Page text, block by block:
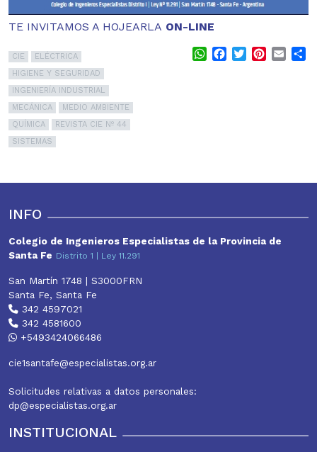
TE INVITAMOS A HOJEARLA ON-LINE
CIE
ELÉCTRICA
HIGIENE Y SEGURIDAD
INGENIERÍA INDUSTRIAL
MECÁNICA
MEDIO AMBIENTE
QUÍMICA
REVISTA CIE Nº 44
SISTEMAS
WhatsApp
Facebook
TwitterPinterest
Email
INFO
Colegio de Ingenieros Especialistas de la Provincia de
Santa Fe Distrito 1 | Ley 11.291
San Martín 1748 | S3000FRN
Santa Fe, Santa Fe
342 4597021
342 4581600
+5493424066486
cie1santafe@especialistas.org.ar
Solicitudes relativas a datos personales:
dp@especialistas.org.ar
INSTITUCIONAL